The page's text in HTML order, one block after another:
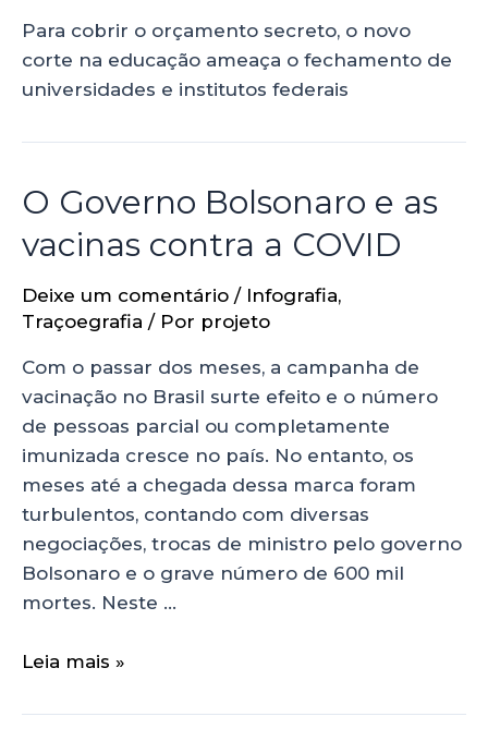
Para cobrir o orçamento secreto, o novo
corte na educação ameaça o fechamento de
universidades e institutos federais
O Governo Bolsonaro e as
vacinas contra a COVID
Deixe um comentário / Infografia,
Traçoegrafia / Por projeto
Com o passar dos meses, a campanha de
vacinação no Brasil surte efeito e o número
de pessoas parcial ou completamente
imunizada cresce no país. No entanto, os
meses até a chegada dessa marca foram
turbulentos, contando com diversas
negociações, trocas de ministro pelo governo
Bolsonaro e o grave número de 600 mil
mortes. Neste …
Leia mais »